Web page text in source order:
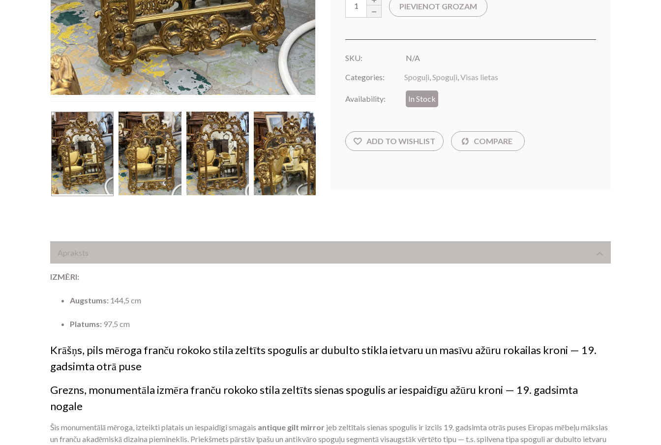
PIEVIENOT GROZAM
SKU: N/A
Categories: Spoguļi,Spoguļi,Visas lietas
Availability: In Stock
Apraksts
IZMĒRI:
Augstums: 144,5 cm
Platums: 97,5 cm
Krāšņs, pils mēroga franču rokoko stila zeltīts spogulis ar dubulto stikla ietvaru un masīvu ažūru rokailas kroni — 19.
gadsimta otrā puse
Grezns, monumentāla izmēra franču rokoko stila zeltīts sienas spogulis ar iespaidīgu ažūru kroni — 19. gadsimta
nogale
Šis monumentālā mēroga, izteikti platais un iespaidīgi smagais antique gilt mirror jeb zeltītais sienas spogulis ir izcils 19. gadsimta otrās puses Eiropas mēbeļu mākslas
un franču akadēmiskā dizaina piemineklis. Priekšmets pārstāv īpašu un antikvāro spoguļu segmentā visaugstāk vērtēto tipu — t.s. spilvena tipa spoguli ar dubulto ietvaru